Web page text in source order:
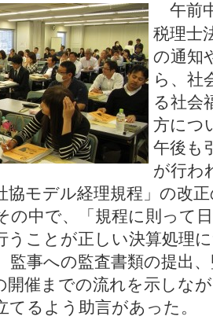
午前
税理士
の通知
ら、社
る社会
方につ
午後も
が行わ
協モデル経理規程」の改
の中で、「規程に則って
うことが正しい決算処理
監事への監査書類の提出
開催までの流れを示しな
てるよう助言があった。